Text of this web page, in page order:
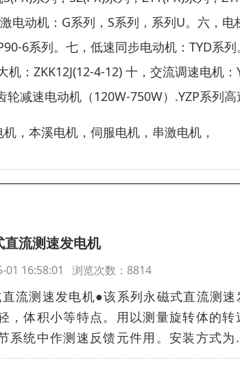
电动机：G系列，S系列，系列U。六，电
6系列。七，低速同步电动机：TYD系
：ZKK12J(12-4-12) 十，交流调速电机：
减速电动机（120W-750W）.YZP系列高
，本溪电机，伺服电机，串激电机，
直流测速发电机
01 16:58:01 浏览次数：8814
流测速发电机●该系列永磁式直流测
，体积小等特点。用以测量旋转体的
系统中作测速反馈元件用。安装方式为